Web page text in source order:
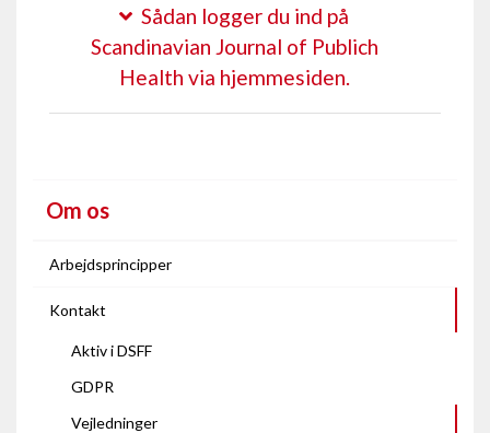
Om os
Arbejdsprincipper
Kontakt
Aktiv i DSFF
GDPR
Vejledninger
Scandinavian Journal of Publich
Health via hjemmesiden.